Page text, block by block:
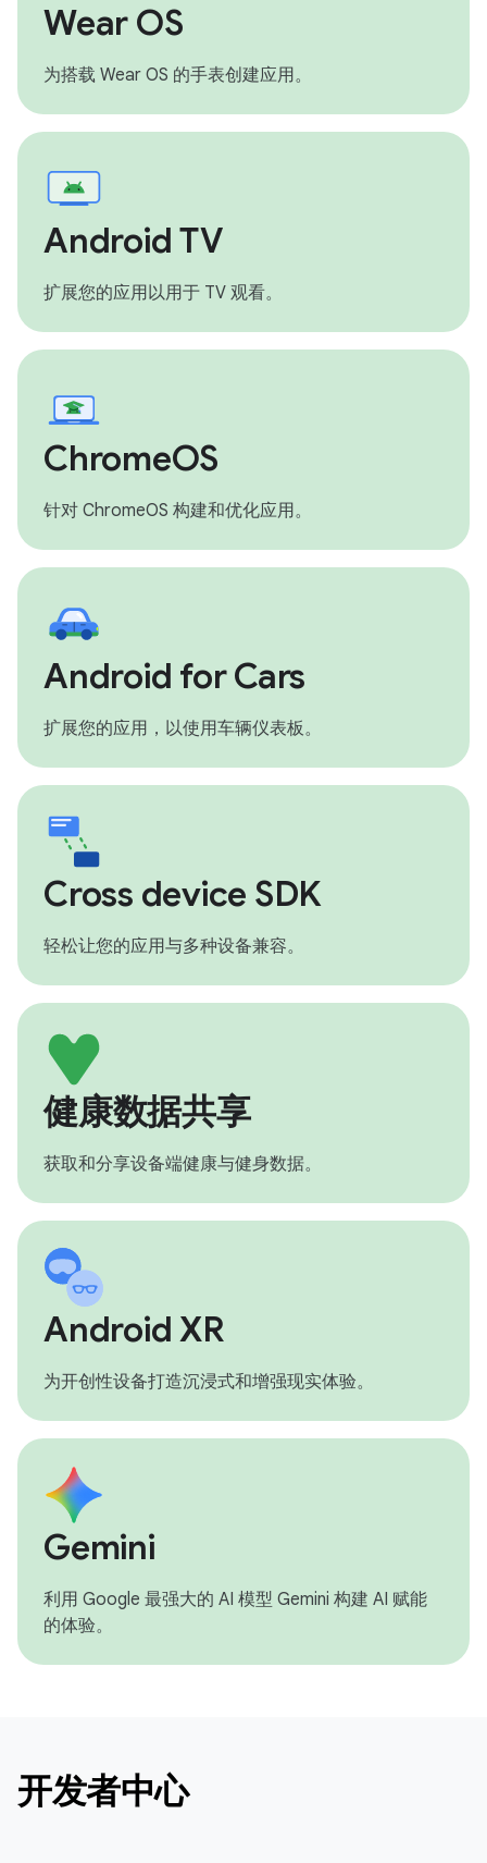
Wear OS
为搭载 Wear OS 的手表创建应用。
Android TV
扩展您的应用以用于 TV 观看。
ChromeOS
针对 ChromeOS 构建和优化应用。
Android for Cars
扩展您的应用，以使用车辆仪表板。
Cross device SDK
轻松让您的应用与多种设备兼容。
健康数据共享
获取和分享设备端健康与健身数据。
Android XR
为开创性设备打造沉浸式和增强现实体验。
Gemini
利用 Google 最强大的 AI 模型 Gemini 构建 AI 赋能
的体验。
开发者中心